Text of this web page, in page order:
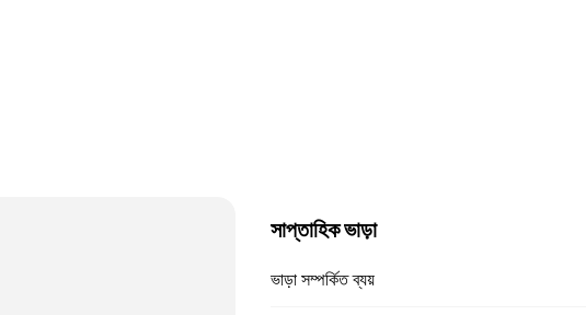
সাপ্তাহিক ভাড়া
ভাড়া সম্পর্কিত ব্যয়